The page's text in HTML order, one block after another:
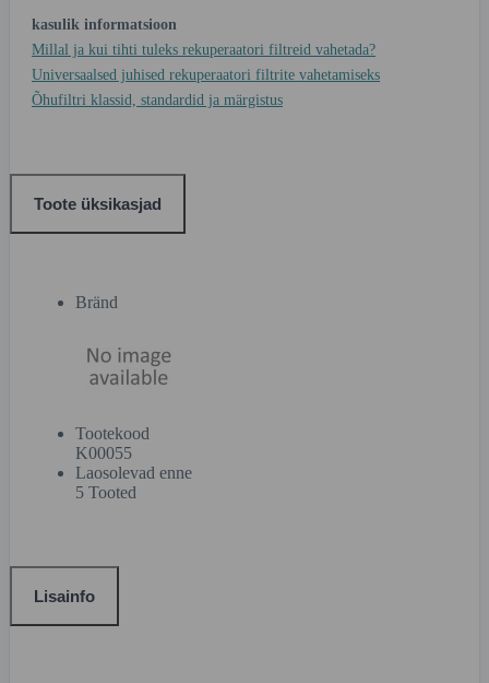
kasulik informatsioon
Millal ja kui tihti tuleks rekuperaatori filtreid vahetada?
Universaalsed juhised rekuperaatori filtrite vahetamiseks
Õhufiltri klassid, standardid ja märgistus
Toote üksikasjad
Bränd
Tootekood
K00055
Laosolevad enne
5 Tooted
Lisainfo